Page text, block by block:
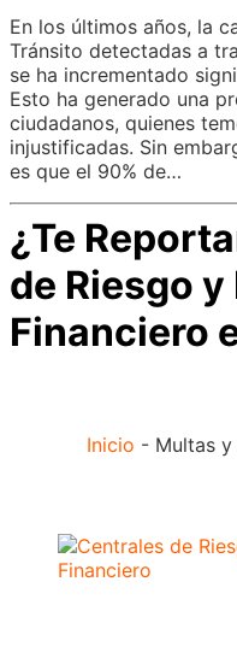
En los últimos años, la
Tránsito detectadas a
se ha incrementado
Esto ha generado una
ciudadanos, quienes
injustificadas. Sin
es que el 90% de…
¿Te
de Riesgo
Financiero
Inicio - Multas